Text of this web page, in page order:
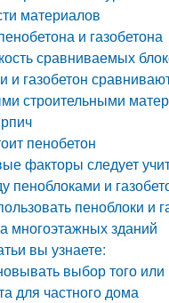
материалов
и газобетона
сравниваемых
и газобетон
строительными
пенобетон
факторы следует
пеноблоками и
пеноблоки и
многоэтажных зданий
вы узнаете:
выбор того или
для частного дома